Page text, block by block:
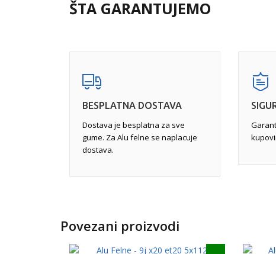
na mašinu. Razlog je taj što se većina iskrivljenja
ciljem stvaranja savršene završnice, mašinsku
na određenoj temperaturi.
ŠTA GARANTUJEMO
BESPLATNA DOSTAVA
Dostava je besplatna za sve
gume. Za Alu felne se naplacuje
dostava.
Povezani proizvodi